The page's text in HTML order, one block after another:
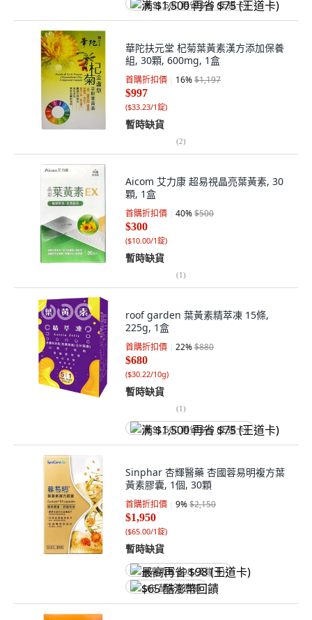
满 $1,500 再省 $75 (王道卡)
華陀扶元堂 杞菊葉黃素漢方添加保養
組, 30顆, 600mg, 1盒
首購折扣價 16%$1,197
$997
($33.23/1錠)
暫時缺貨
(2)
Aicom 艾力康 超易視晶亮葉黃素, 30
顆, 1盒
首購折扣價 40%$500
$300
($10.00/1錠)
暫時缺貨
(1)
roof garden 葉黃素精萃凍 15條,
225g, 1盒
首購折扣價 22%$880
$680
($30.22/10g)
暫時缺貨
(1)
满 $1,500 再省 $75 (王道卡)
Sinphar 杏輝醫藥 杏國蓉易明複方葉
黃素膠囊, 1個, 30顆
首購折扣價 9%$2,150
$1,950
($65.00/1錠)
暫時缺貨
最高再省 $98 (王道卡)
$65 酷澎幣回饋